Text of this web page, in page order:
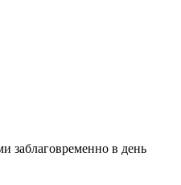
заблаговременно в день